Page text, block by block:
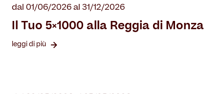
dal 01/06/2026 al 31/12/2026
Il Tuo 5×1000 alla Reggia di Monza
leggi di più